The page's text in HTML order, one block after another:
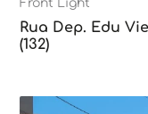
Front Light
Rua Dep. Edu
(132)